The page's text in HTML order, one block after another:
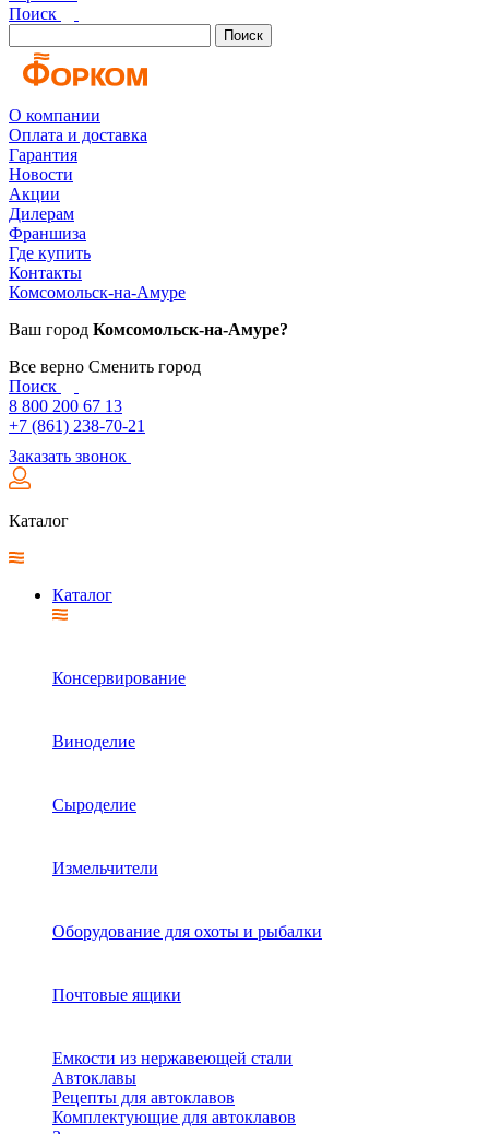
Поиск
Поиск
О компании
Оплата и доставка
Гарантия
Новости
Акции
Дилерам
Франшиза
Где купить
Контакты
Комсомольск-на-Амуре
Ваш город Комсомольск-на-Амуре?
Все верно Сменить город
Поиск
8 800 200 67 13
+7 (861) 238-70-21
Заказать звонок
Каталог
Каталог
Консервирование
Виноделие
Сыроделие
Измельчители
Оборудование для охоты и рыбалки
Почтовые ящики
Емкости из нержавеющей стали
Автоклавы
Рецепты для автоклавов
Комплектующие для автоклавов